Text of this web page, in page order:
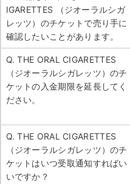
IGARETTES （ジオーラルシガ
レッツ）のチケットで売り手に
確認したいことがあります。
Q. THE ORAL CIGARETTES
（ジオーラルシガレッツ）のチ
ケットの入金期限を延長してく
ださい。
Q. THE ORAL CIGARETTES
（ジオーラルシガレッツ）のチ
ケットはいつ受取通知すればい
いですか？